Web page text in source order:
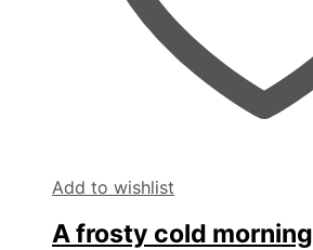
Add to wishlist
A frosty cold morning